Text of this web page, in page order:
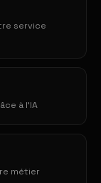
service
à l'IA
métier